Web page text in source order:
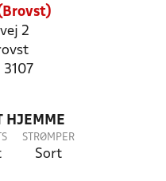
2
3107
HJEMME
STRØMPER
Sort